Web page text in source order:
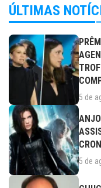
ÚLTIMAS
5 de
5 de